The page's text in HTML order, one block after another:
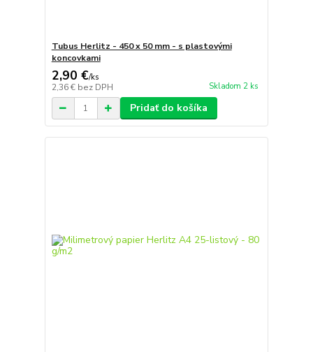
Tubus Herlitz - 450 x 50 mm - s plastovými
koncovkami
2,90 €/ks
2,36 € bez DPH Skladom 2 ks
Pridať do košíka